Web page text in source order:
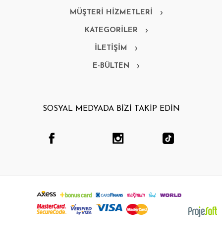
MÜŞTERİ HİZMETLERİ
KATEGORİLER
İLETİŞİM
E-BÜLTEN
SOSYAL MEDYADA BİZİ TAKİP EDİN